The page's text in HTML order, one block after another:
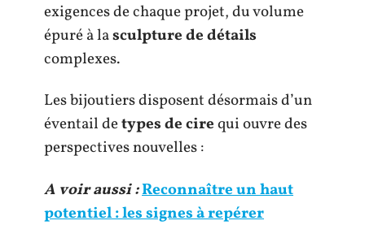
exigences de chaque projet, du volume
épuré à lasculpture de détails
complexes.
Les bijoutiers disposent désormais d’un
éventail detypes de cirequi ouvre des
perspectives nouvelles :
A voir aussi :Reconnaître un haut
potentiel : les signes à repérer